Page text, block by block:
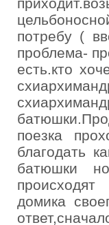
потребу (
проблема-
есть.кто
поезка
благодать
батюшки
домика